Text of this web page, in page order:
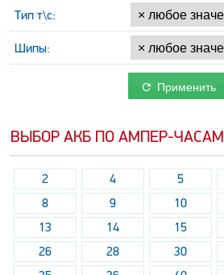
Тип т\с:
Шипы:
Применить
ВЫБОР АКБ ПО АМПЕР-ЧАСАМ
2 4 5
8
9 10
13
14 15
26
28 30